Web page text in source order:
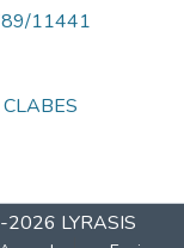
11441
2026 LYRASIS